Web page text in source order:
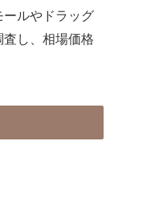
ールやドラッグ
し、相場価格